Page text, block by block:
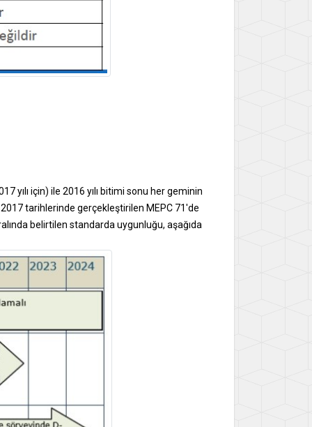
yılı için) ile 2016 yılı bitimi sonu her geminin
tarihlerinde gerçekleştirilen MEPC 71'de
belirtilen standarda uygunluğu, aşağıda